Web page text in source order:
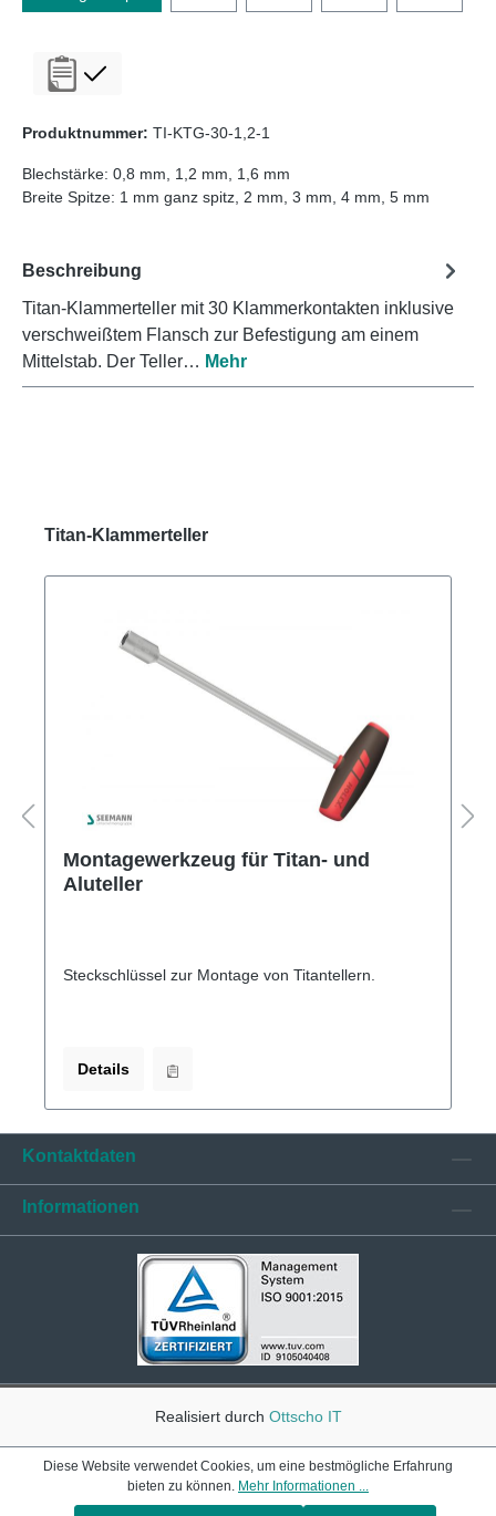
Produktnummer: TI-KTG-30-1,2-1
Blechstärke: 0,8 mm, 1,2 mm, 1,6 mm
Breite Spitze: 1 mm ganz spitz, 2 mm, 3 mm, 4 mm, 5 mm
Beschreibung
Titan-Klammerteller mit 30 Klammerkontakten inklusive
verschweißtem Flansch zur Befestigung am einem
Mittelstab. Der Teller… Mehr
Produktgalerie überspringen
Titan-Klammerteller
Titan-Ersatzschraubensatz für
Titanteller
Ersatzschraubensatz für Schiebeflansch an
Details
Kontaktdaten
Informationen
Realisiert durch Ottscho IT
Diese Website verwendet Cookies, um eine bestmögliche Erfahrung
bieten zu können. Mehr Informationen ...